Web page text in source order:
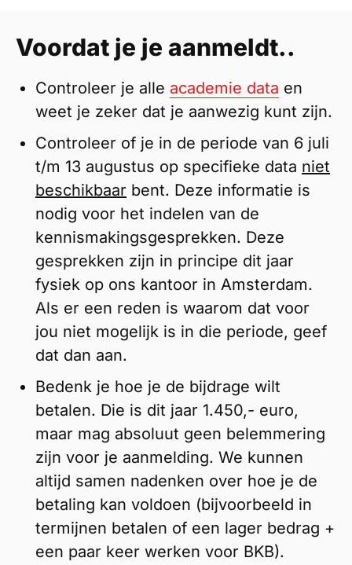
Voordat je je aanmeldt..
Controleer je alle academie data en
weet je zeker dat je aanwezig kunt zijn.
Controleer of je in de periode van 6 juli
t/m 13 augustus op specifieke data niet
beschikbaar bent. Deze informatie is
nodig voor het indelen van de
kennismakingsgesprekken. Deze
gesprekken zijn in principe dit jaar
fysiek op ons kantoor in Amsterdam.
Als er een reden is waarom dat voor
jou niet mogelijk is in die periode, geef
dat dan aan.
Bedenk je hoe je de bijdrage wilt
betalen. Die is dit jaar 1.450,- euro,
maar mag absoluut geen belemmering
zijn voor je aanmelding. We kunnen
altijd samen nadenken over hoe je de
betaling kan voldoen (bijvoorbeeld in
termijnen betalen of een lager bedrag +
een paar keer werken voor BKB).